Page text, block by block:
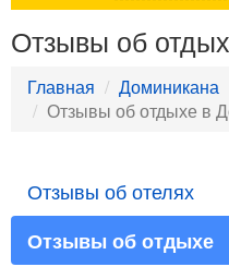
Отзывы об
Главная
Доминикана
Отзывы об отдыхе в
Отзывы об отелях
Отзывы об отдыхе